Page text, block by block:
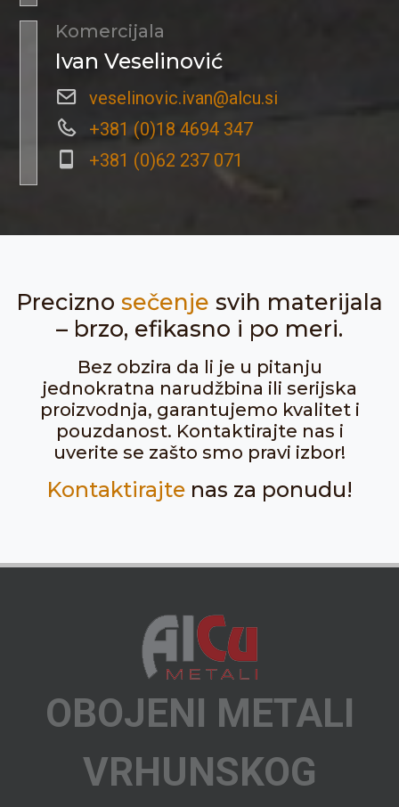
Komercijala
Ivan Veselinović
veselinovic.ivan@alcu.si
+381 (0)18 4694 347
+381 (0)62 237 071
Precizno sečenje svih materijala
– brzo, efikasno i po meri.
Bez obzira da li je u pitanju
jednokratna narudžbina ili serijska
proizvodnja, garantujemo kvalitet i
pouzdanost. Kontaktirajte nas i
uverite se zašto smo pravi izbor!
Kontaktirajtenas za ponudu!
OBOJENI METALI
VRHUNSKOG